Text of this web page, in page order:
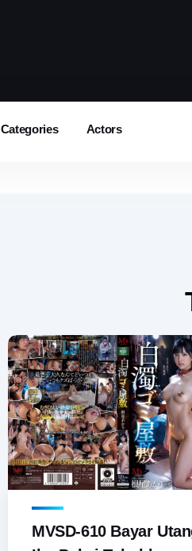
Categories Actors
MVSD-610 Bayar